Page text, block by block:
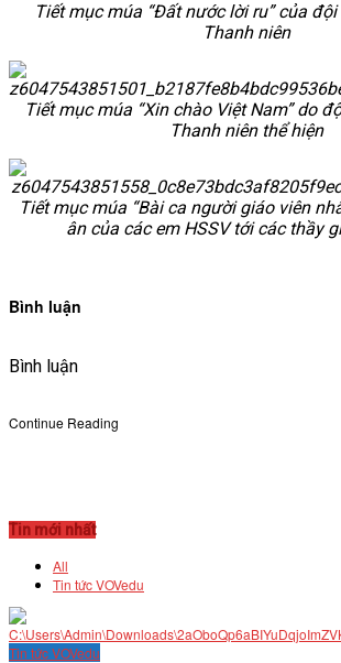
Tiết mục múa “Đất nước lời ru” của
Thanh niên
Tiết mục múa “Xin chào Việt Nam” do
Thanh niên thể hiện
Tiết mục múa “Bài ca người giáo viên
ân của các em HSSV tới các thầy
Bình luận
Bình luận
Continue Reading
Tin mới nhất
All
Tin tức VOVedu
Tin tức VOVedu